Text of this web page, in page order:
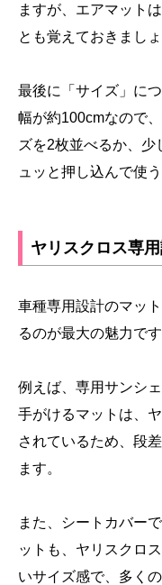
ますが、エアマット
とも覚えておきましょ
最後に「サイズ」に
幅が約100cmなので
ズを2枚並べるか、
ュッと押し込んで使
ヤリスクロス専
車種専用設計のマッ
るのが最大の魅力です
例えば、専用サンシ
手がけるマットは、
されているため、段
ます。
また、シートカバー
ットも、ヤリスクロ
いサイズ感で、多く